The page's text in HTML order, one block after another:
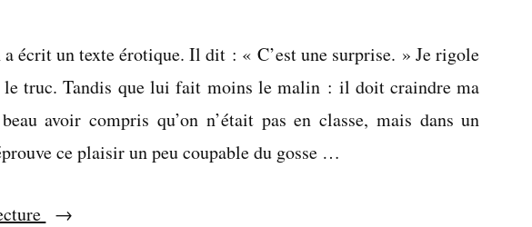
écrit un texte érotique. Il dit : « C’est une surprise. » Je rigole
le truc. Tandis que lui fait moins le malin : il doit craindre ma
avoir compris qu’on n’était pas en classe, mais dans un
ce plaisir un peu coupable du gosse …
« On